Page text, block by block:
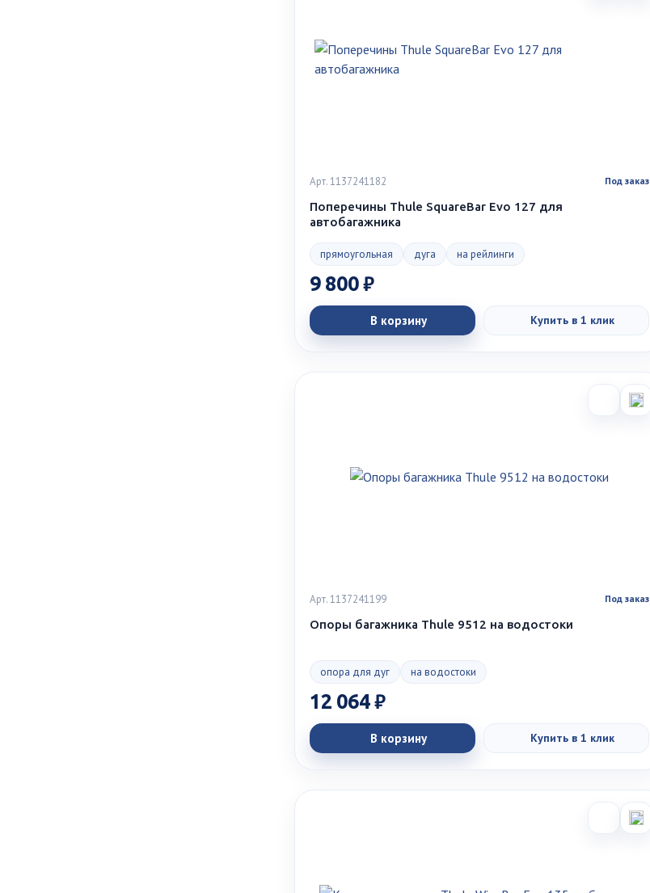
Арт. 1137241182 Под заказ
Поперечины Thule SquareBar Evo 127 для
автобагажника
прямоугольная дуга на рейлинги
9 800 ₽
В корзину Купить в 1 клик
Арт. 1137241199 Под заказ
Опоры багажника Thule 9512 на водостоки
опора для дуг на водостоки
12 064 ₽
В корзину Купить в 1 клик